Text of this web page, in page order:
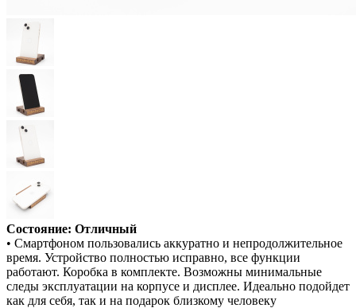
Состояние: Отличный
• Смартфоном пользовались аккуратно и непродолжительное
время. Устройство полностью исправно, все функции
работают. Коробка в комплекте. Возможны минимальные
следы эксплуатации на корпусе и дисплее. Идеально подойдет
как для себя, так и на подарок близкому человеку